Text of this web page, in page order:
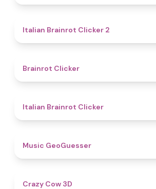
Italian Brainrot Clicker 2
Brainrot Clicker
Italian Brainrot Clicker
Music GeoGuesser
Crazy Cow 3D